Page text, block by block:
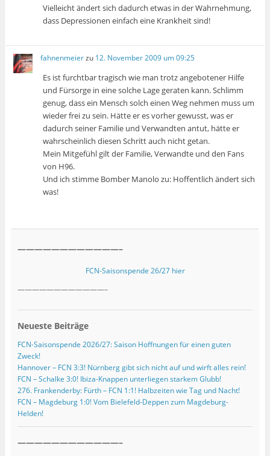
Vielleicht ändert sich dadurch etwas in der Wahrnehmung,
dass Depressionen einfach eine Krankheit sind!
fahnenmeierzu 12. November 2009 um 09:25
Es ist furchtbar tragisch wie man trotz angebotener Hilfe
und Fürsorge in eine solche Lage geraten kann. Schlimm
genug, dass ein Mensch solch einen Weg nehmen muss um
wieder frei zu sein. Hätte er es vorher gewusst, was er
dadurch seiner Familie und Verwandten antut, hätte er
wahrscheinlich diesen Schritt auch nicht getan.
Mein Mitgefühl gilt der Familie, Verwandte und den Fans
von H96.
Und ich stimme Bomber Manolo zu: Hoffentlich ändert sich
was!
————————————–
FCN-Saisonspende 26/27 hier
————————————–
Neueste Beiträge
FCN-Saisonspende 2026/27: Saison Hoffnungen für einen guten
Zweck!
Hannover – FCN 3:3! Nürnberg gibt sich nicht auf und wirft alles rein!
FCN – Schalke 3:0! Ibiza-Knappen unterliegen starkem Glubb!
276. Frankenderby: Fürth – FCN 1:1! Halbzeiten wie Tag und Nacht!
FCN – Magdeburg 1:0! Vom Bielefeld-Deppen zum Magdeburg-
Helden!
————————————–